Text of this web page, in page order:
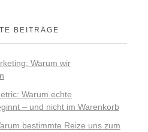
BEITRÄGE
Warum wir
Warum echte
– und nicht im Warenkorb
bestimmte Reize uns zum